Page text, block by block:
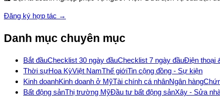
Đăng ký hợp tác →
Danh mục chuyên mục
Bắt đầuChecklist 30 ngày đầuChecklist 7 ngày đầuĐiện thoại
Thời sựHoa KỳViệt NamThế giớiTin cộng đồng - Sự kiện
Kinh doanhKinh doanh ở MỹTài chính cá nhânNgân hàng
Bất động sảnThị trường MỹĐầu tư bất động sảnXây - Sửa